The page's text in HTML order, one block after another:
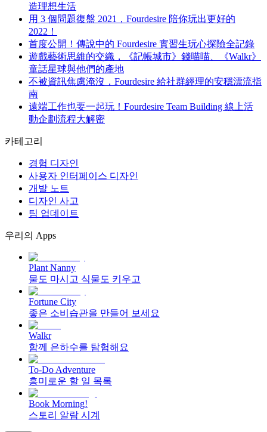
造理想生活
用 3 個問題復盤 2021，Fourdesire 陪你玩出更好的
2022！
首度公開！傳說中的 Fourdesire 實習生玩心探險全記錄
遊戲藝術思維的交織，《記帳城市》錢喵喵、《Walkr》
童話星球與他們的產地
不被資訊焦慮淹沒，Fourdesire 給社群經理的安穩漂流指
南
遠端工作也要一起玩！Fourdesire Team Building 線上活
動企劃流程大解密
카테고리
경험 디자인
사용자 인터페이스 디자인
개발 노트
디자인 사고
팀 업데이트
우리의 Apps
Plant Nanny
물도 마시고 식물도 키우고
Fortune City
좋은 소비습관을 만들어 보세요
Walkr
함께 은하수를 탐험해요
To-Do Adventure
흥미로운 할 일 목록
Book Morning!
스토리 알람 시계